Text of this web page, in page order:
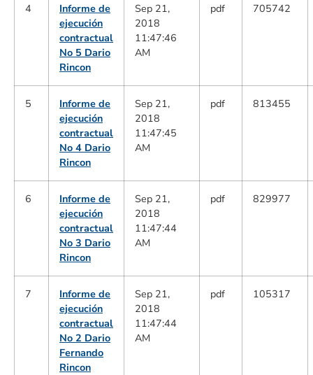
4
Informe de
ejecución
contractual
No 5 Dario
Rincon
Sep 21,
2018
11:47:46
AM
pdf 705742
5
Informe de
ejecución
contractual
No 4 Dario
Rincon
Sep 21,
2018
11:47:45
AM
pdf 813455
6
Informe de
ejecución
contractual
No 3 Dario
Rincon
Sep 21,
2018
11:47:44
AM
pdf 829977
7
Informe de
ejecución
contractual
No 2 Dario
Fernando
Rincon
Sep 21,
2018
11:47:44
AM
pdf 105317